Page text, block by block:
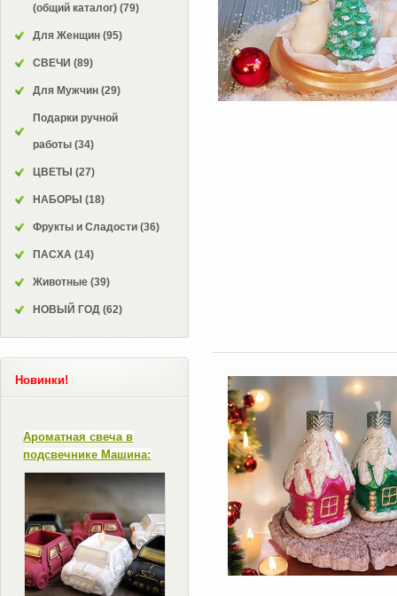
(общий каталог) (79)
Для Женщин (95)
СВЕЧИ (89)
Для Мужчин (29)
Подарки ручной
работы (34)
ЦВЕТЫ (27)
НАБОРЫ (18)
Фрукты и Сладости (36)
ПАСХА (14)
Животные (39)
НОВЫЙ ГОД (62)
Новинки!
Ароматная свеча в
подсвечнике Машина: